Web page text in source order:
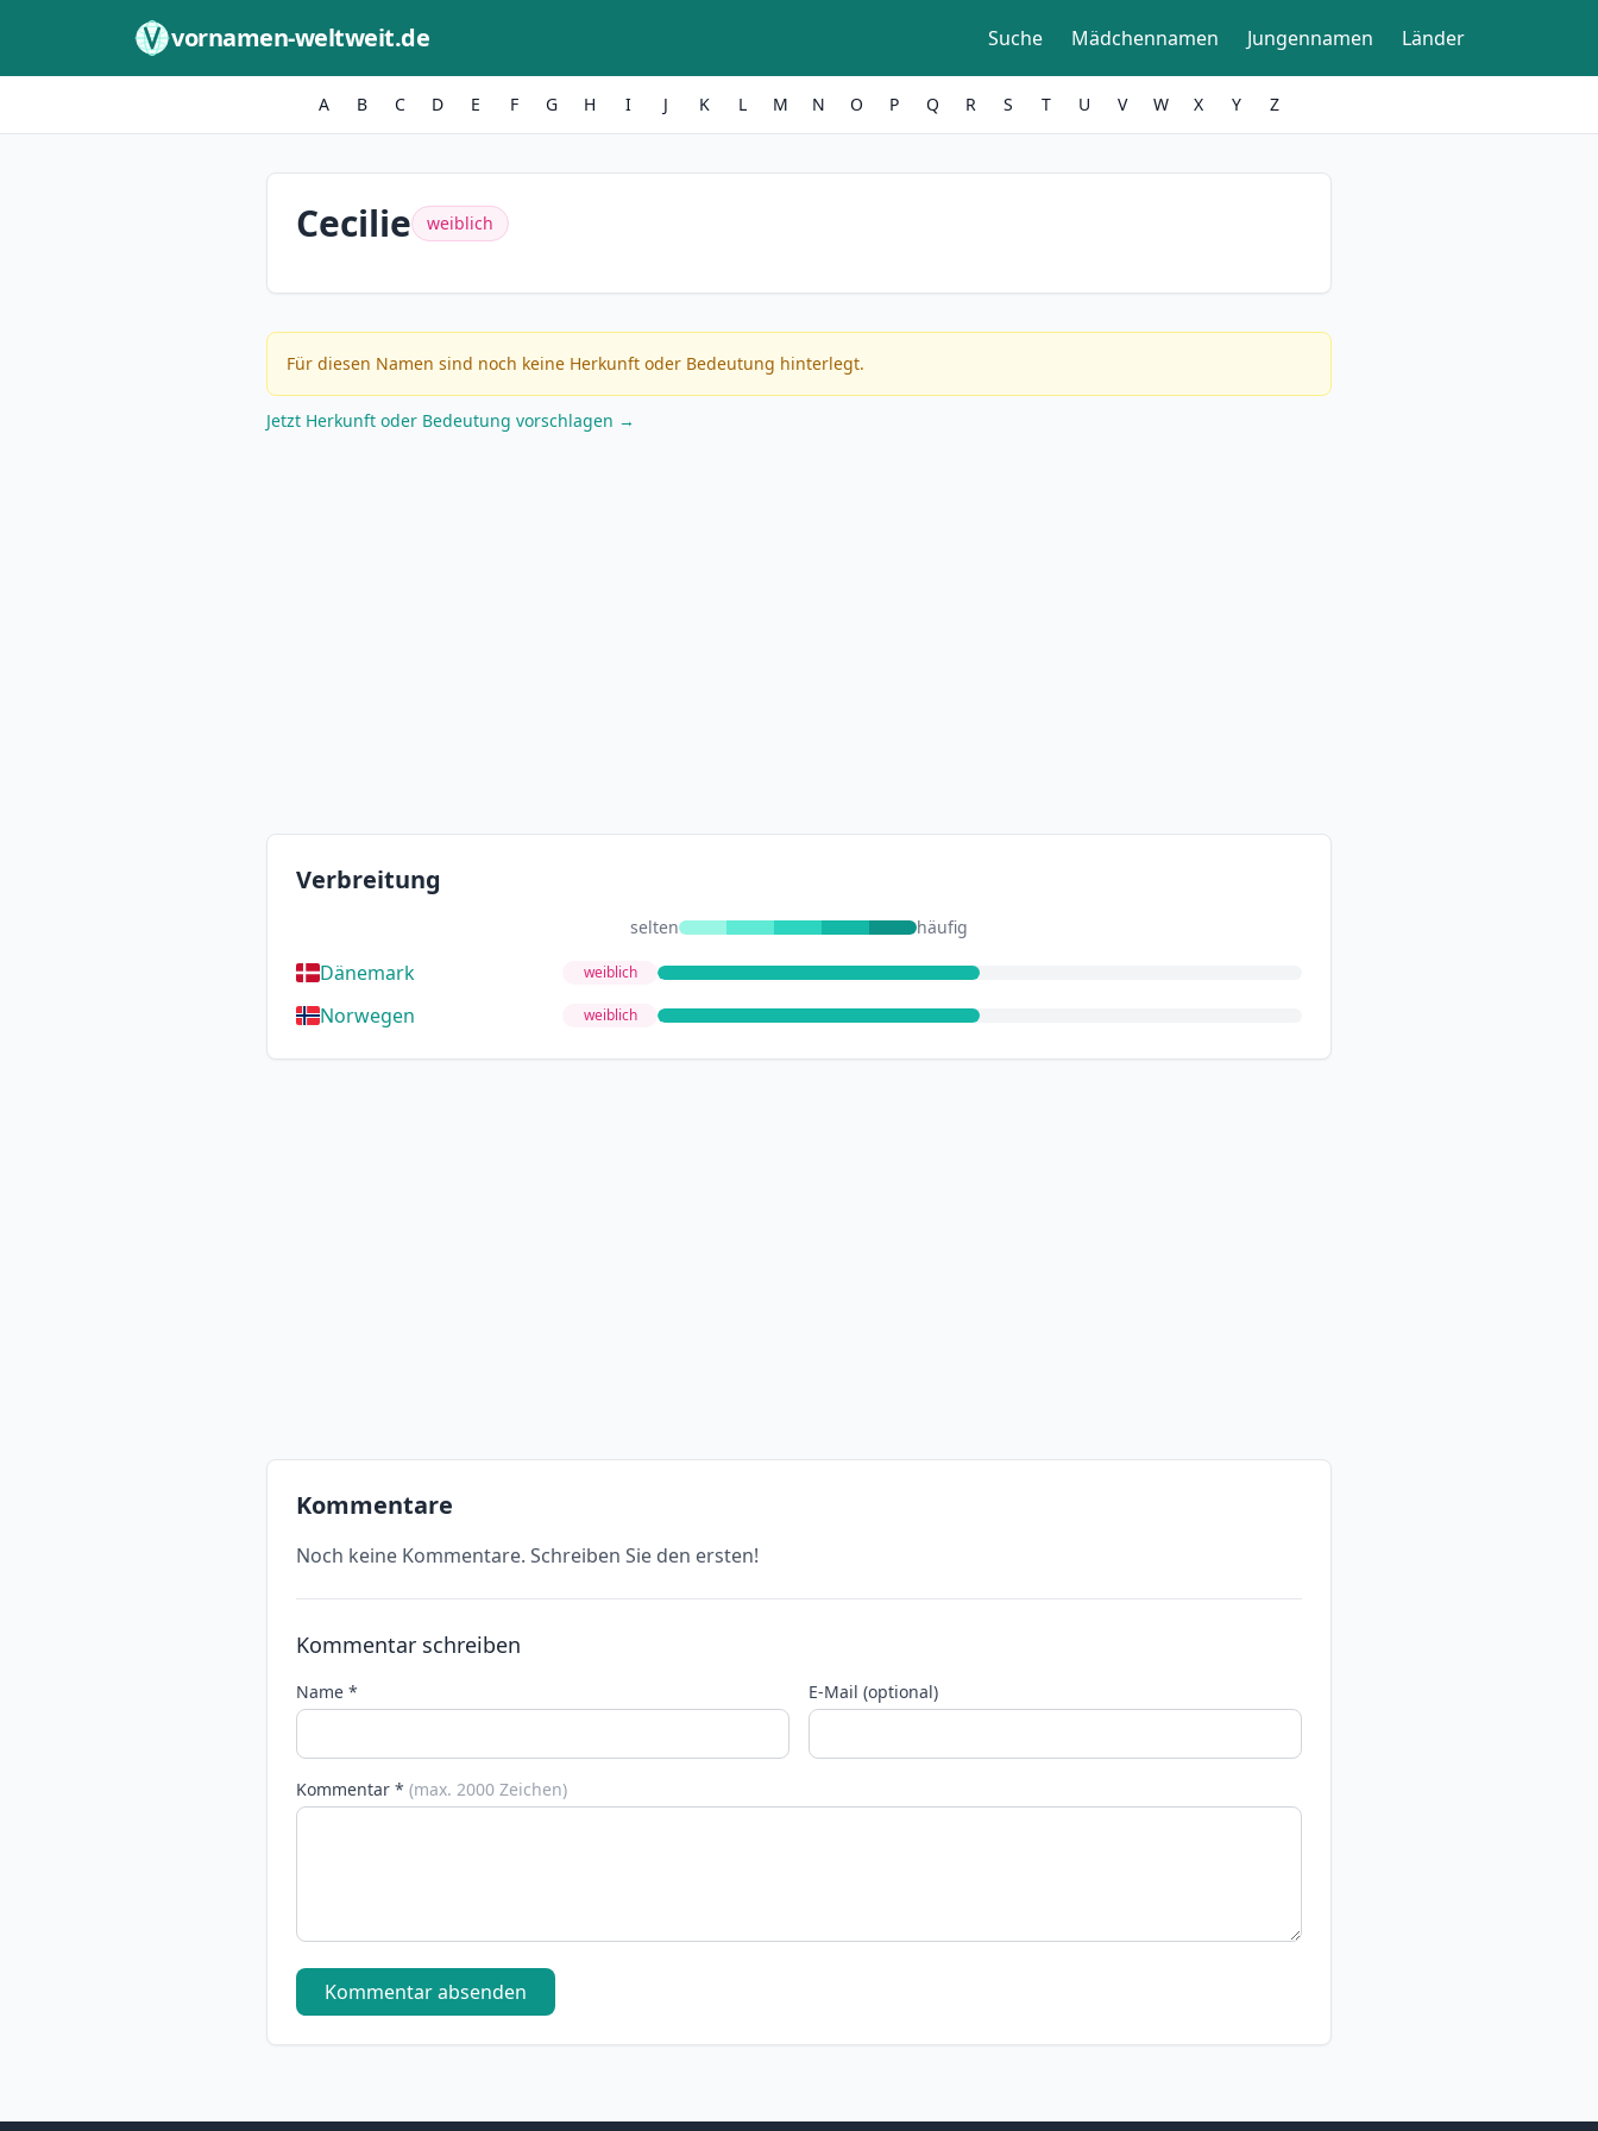
vornamen-weltweit.de Suche Mädchennamen Jungennamen Länder
A B C D E F G H I J K L M N O P Q R S T U V W X Y Z
Cecilie weiblich
Für diesen Namen sind noch keine Herkunft oder Bedeutung hinterlegt.
Jetzt Herkunft oder Bedeutung vorschlagen →
Verbreitung
selten häufig
Dänemark weiblich
Norwegen weiblich
Kommentare
Noch keine Kommentare. Schreiben Sie den ersten!
Kommentar schreiben
Name * E-Mail (optional)
Kommentar * (max. 2000 Zeichen)
Kommentar absenden